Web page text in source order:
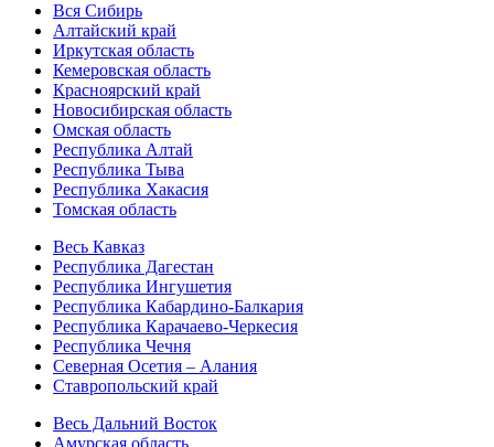
Вся Сибирь
Алтайский край
Иркутская область
Кемеровская область
Красноярский край
Новосибирская область
Омская область
Республика Алтай
Республика Тыва
Республика Хакасия
Томская область
Весь Кавказ
Республика Дагестан
Республика Ингушетия
Республика Кабардино-Балкария
Республика Карачаево-Черкесия
Республика Чечня
Северная Осетия – Алания
Ставропольский край
Весь Дальний Восток
Амурская область